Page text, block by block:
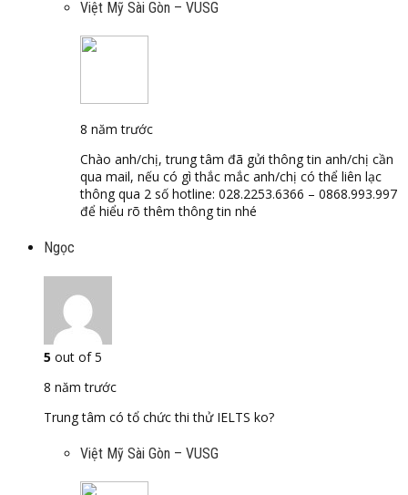
Việt Mỹ Sài Gòn – VUSG
8 năm trước
Chào anh/chị, trung tâm đã gửi thông tin anh/chị cần
qua mail, nếu có gì thắc mắc anh/chị có thể liên lạc
thông qua 2 số hotline: 028.2253.6366 – 0868.993.997
để hiểu rõ thêm thông tin nhé
Ngọc
5 out of 5
8 năm trước
Trung tâm có tổ chức thi thử IELTS ko?
Việt Mỹ Sài Gòn – VUSG